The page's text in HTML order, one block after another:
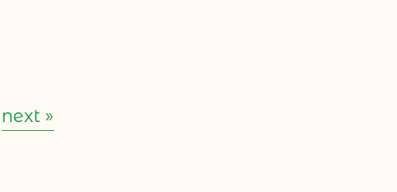
next »